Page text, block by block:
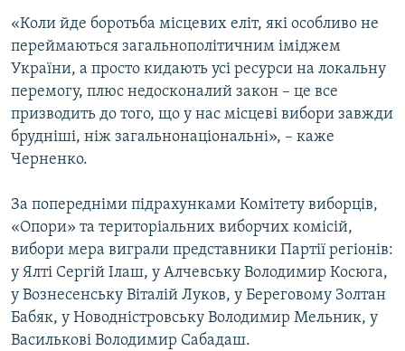
«Коли йде боротьба місцевих еліт, які особливо не
переймаються загальнополітичним іміджем
України, а просто кидають усі ресурси на локальну
перемогу, плюс недосконалий закон – це все
призводить до того, що у нас місцеві вибори завжди
брудніші, ніж загальнонаціональні», – каже
Черненко.
За попередніми підрахунками Комітету виборців,
«Опори» та територіальних виборчих комісій,
вибори мера виграли представники Партії регіонів:
у Ялті Сергій Ілаш, у Алчевську Володимир Косюга,
у Вознесенську Віталій Луков, у Береговому Золтан
Бабяк, у Новодністровську Володимир Мельник, у
Василькові Володимир Сабадаш.